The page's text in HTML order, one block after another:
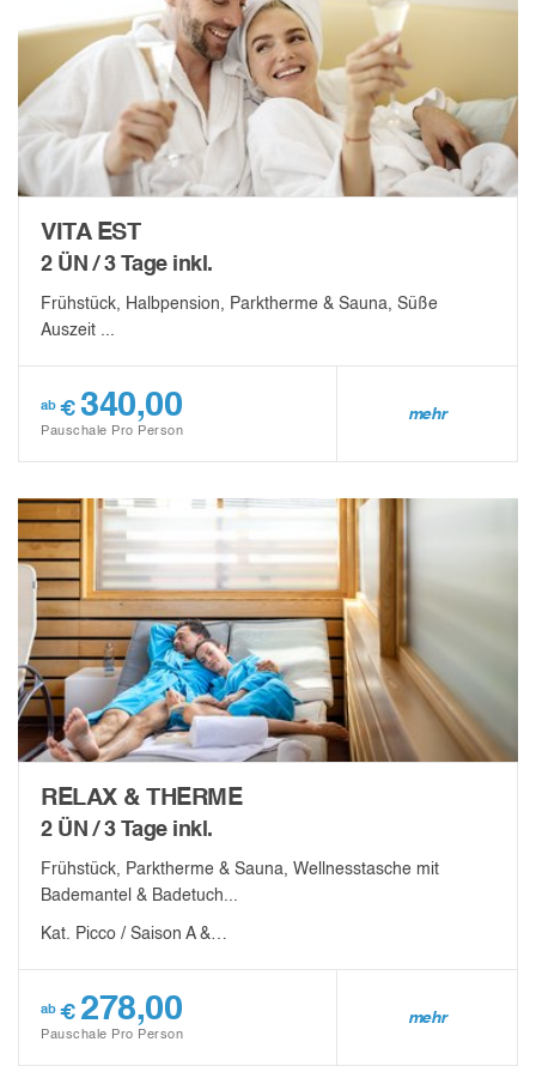
VITA EST
2 ÜN / 3 Tage inkl.
Frühstück, Halbpension, Parktherme & Sauna, Süße
Auszeit ...
ab € 340,00
Pauschale Pro Person
mehr
RELAX & THERME
2 ÜN / 3 Tage inkl.
Frühstück, Parktherme & Sauna, Wellnesstasche mit
Bademantel & Badetuch...
Kat. Picco / Saison A &…
ab € 278,00
Pauschale Pro Person
mehr